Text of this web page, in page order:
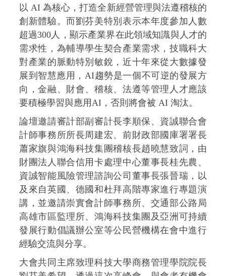
以 AI 為核心，打造全新經營管理與法遵稽核的
創新體驗。而劉芬美特別表示本年度參加人數
超過300人，顯示產業界在此領域知識與人才的
需求性，為輔導學生契合產業需求，技職科大
對產業的脈動特別敏銳，近十年來從大數據發
展到智慧應用，AI趨勢是一個不可逆的發展方
向，金融、財會、稽核、法遵等管理人才應該
要積極學習與應用AI，否則將會被 AI 淘汰。
論壇邀請審計部副審計長李順保、資誠聯合會
計師事務所所長周建宏、前財政部國庫署署長
蕭家旗與鴻海科技集團稽核長趙曉慧致詞，由
財團法人聯合信用卡處理中心董事長桂先農、
資誠智能風險管理諮詢公司董事長張晉瑞，以
及來自英國、德國和杜拜高階專家進行專題演
講，並邀請崇實會計師事務所、交通部公路局
高雄市區監理所、鴻海科技集團及亞洲可持續
發展行動倡議辦公室等公民營機構在會中進行
經驗交流與分享。
大會共同主席致理科技大學商務管理學院院長